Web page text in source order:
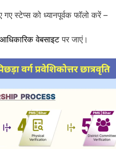
गए स्टेप्स को ध्यानपूर्वक फॉलो करें –
आधिकारिक वेबसाइट पर जाएं।